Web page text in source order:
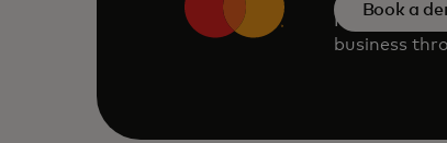
Request a
business
Book a